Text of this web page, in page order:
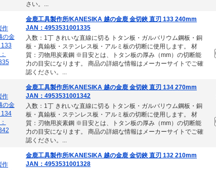
さい。...
金鹿工具製作所/KANESIKA 越の金鹿 金切鋏 直刃 133 240mm
JAN：4953531001335
入数：1丁 きれいな直線に切る トタン板・ガルバリウム鋼板・銅
板・真鍮板・ステンレス板・アルミ板の切断に使用します。 材
質：刃物用炭素鋼 ※目安とは、トタン板の厚み（mm）の切断能
力の目安になります。 商品の詳細な情報はメーカーサイトでご確
認ください。...
金鹿工具製作所/KANESIKA 越の金鹿 金切鋏 直刃 134 270mm
JAN：4953531001342
入数：1丁 きれいな直線に切る トタン板・ガルバリウム鋼板・銅
板・真鍮板・ステンレス板・アルミ板の切断に使用します。 材
質：刃物用炭素鋼 ※目安とは、トタン板の厚み（mm）の切断能
力の目安になります。 商品の詳細な情報はメーカーサイトでご確
認ください。...
金鹿工具製作所/KANESIKA 越の金鹿 金切鋏 直刃 132 210mm
JAN：4953531001328